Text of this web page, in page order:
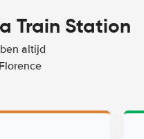
Train Station
altijd